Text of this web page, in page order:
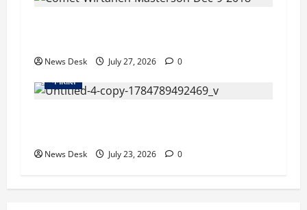
News Desk July 27, 2026
0
नैनीताल
News Desk July 23, 2026 0